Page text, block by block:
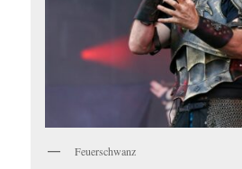
Feuerschwanz